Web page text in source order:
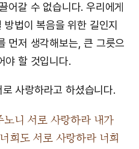
어갈 수 없습니다. 우리에게
법이 복음을 위한 길인지
먼저 생각해보는, 큰 그릇으
야 할 것입니다.
사랑하라고 하셨습니다.
노니 서로 사랑하라 내가
희도 서로 사랑하라 너희